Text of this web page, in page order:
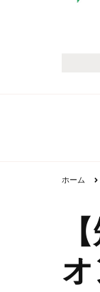
ホーム